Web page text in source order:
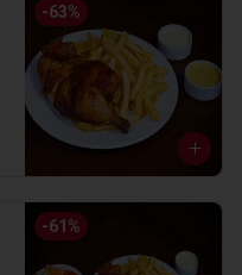
-63%
-61 %